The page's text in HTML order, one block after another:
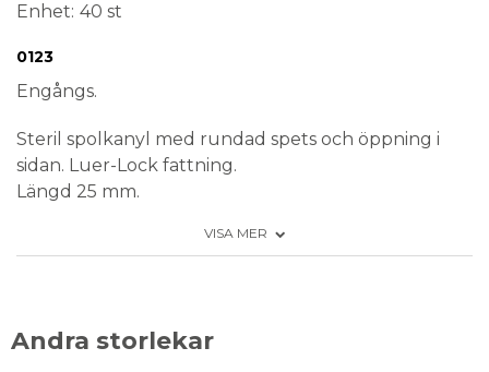
Enhet 40 st
Medical Device
0123
Engångs.
Steril spolkanyl med rundad spets och öppning i
sidan. Luer-Lock fattning.
Längd 25 mm.
VISA MER
Andra storlekar